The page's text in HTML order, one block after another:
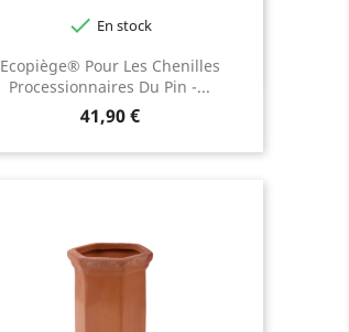
Ecopiège® Pour Les Chenilles
Processionnaires Du Pin -...
Prix
41,90 €
 En stock